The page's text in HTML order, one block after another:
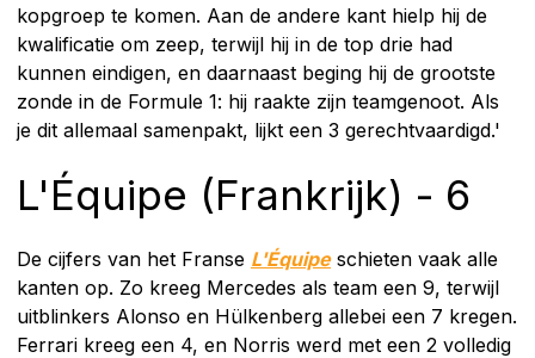
kopgroep te komen. Aan de andere kant hielp hij de
kwalificatie om zeep, terwijl hij in de top drie had
kunnen eindigen, en daarnaast beging hij de grootste
zonde in de Formule 1: hij raakte zijn teamgenoot. Als
je dit allemaal samenpakt, lijkt een 3 gerechtvaardigd.'
L'Équipe (Frankrijk) - 6
De cijfers van het Franse L'Équipe schieten vaak alle
kanten op. Zo kreeg Mercedes als team een 9, terwijl
uitblinkers Alonso en Hülkenberg allebei een 7 kregen.
Ferrari kreeg een 4, en Norris werd met een 2 volledig